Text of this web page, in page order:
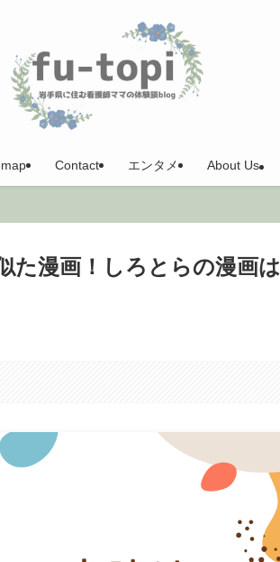
Contact エンタメ About Us
た漫画！しろとらの漫画は